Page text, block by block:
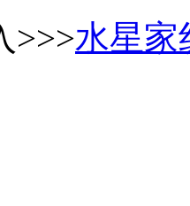
>>>水星家